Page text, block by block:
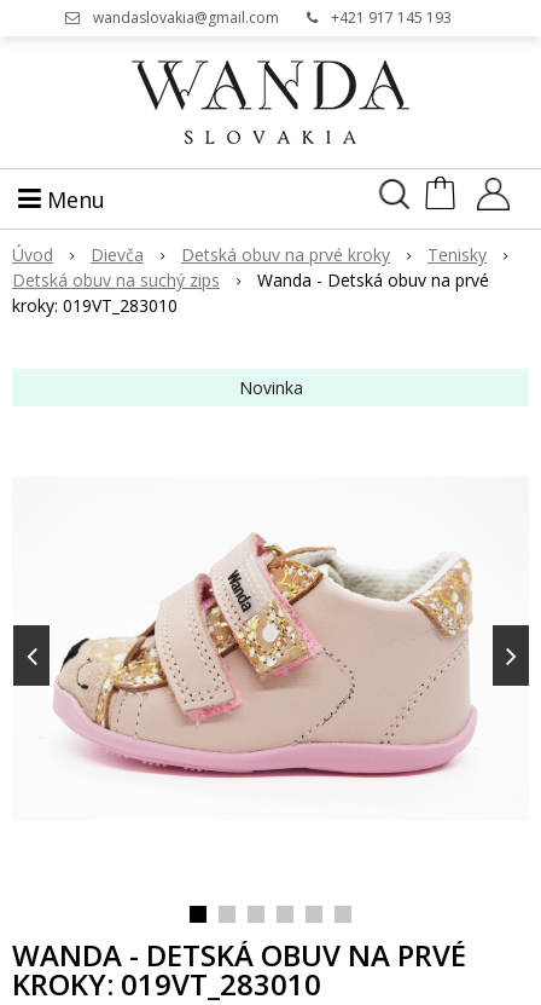
wandaslovakia@gmail.com +421 917 145 193
Menu
Úvod Dievča Detská obuv na prvé kroky
Tenisky
Detská obuv na suchý zips
Wanda - Detská obuv na prvé
kroky: 019VT_283010
Novinka
WANDA - DETSKÁ OBUV NA PRVÉ
KROKY: 019VT_283010